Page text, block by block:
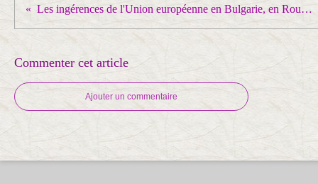
Les ingérences de l'Union européenne en Bulgarie, en Roumanie, en Hongrie ...
Commenter cet article
Ajouter un commentaire